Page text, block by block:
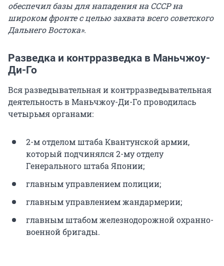
обеспечил базы для нападения на СССР на
широком фронте с целью захвата всего советского
Дальнего Востока».
Разведка и контрразведка в Маньчжоу-
Ди-Го
Вся разведывательная и контрразведывательная
деятельность в Маньчжоу-Ди-Го проводилась
четырьмя органами:
2-м отделом штаба Квантунской армии,
который подчинялся 2-му отделу
Генерального штаба Японии;
главным управлением полиции;
главным управлением жандармерии;
главным штабом железнодорожной охранно-
военной бригады.